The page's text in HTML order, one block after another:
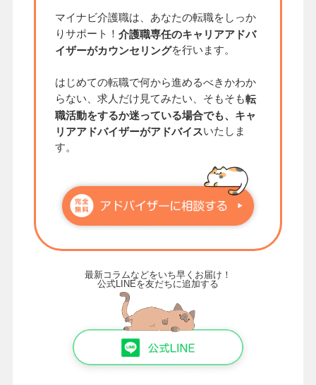
マイナビ介護職は、あなたの転職をしっか
りサポート！ 介護職専任のキャリアアドバ
イザーがカウンセリングを行います。
はじめての転職で何から進めるべきかわか
らない、求人だけ見てみたい、そもそも転
職活動をするか迷っている場合でも、キャ
リアアドバイザーがアドバイスいたしま
す。
最新コラムなどをいち早くお届け！
公式LINEを友だちに追加する